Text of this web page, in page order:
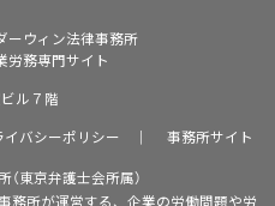
ーウィン法律事務所
労務専門サイト
ル７階
イバシーポリシー ｜
事務所サイト
（東京弁護士会所属）
務所が運営する、企業の労働問題や労